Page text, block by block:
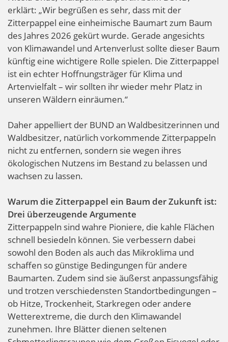
erklärt: „Wir begrüßen es sehr, dass mit der
Zitterpappel eine einheimische Baumart zum Baum
des Jahres 2026 gekürt wurde. Gerade angesichts
von Klimawandel und Artenverlust sollte dieser Baum
künftig eine wichtigere Rolle spielen. Die Zitterpappel
ist ein echter Hoffnungsträger für Klima und
Artenvielfalt – wir sollten ihr wieder mehr Platz in
unseren Wäldern einräumen.“
Daher appelliert der BUND an Waldbesitzerinnen und
Waldbesitzer, natürlich vorkommende Zitterpappeln
nicht zu entfernen, sondern sie wegen ihres
ökologischen Nutzens im Bestand zu belassen und
wachsen zu lassen.
Warum die Zitterpappel ein Baum der Zukunft ist:
Drei überzeugende Argumente
Zitterpappeln sind wahre Pioniere, die kahle Flächen
schnell besiedeln können. Sie verbessern dabei
sowohl den Boden als auch das Mikroklima und
schaffen so günstige Bedingungen für andere
Baumarten. Zudem sind sie äußerst anpassungsfähig
und trotzen verschiedensten Standortbedingungen –
ob Hitze, Trockenheit, Starkregen oder andere
Wetterextreme, die durch den Klimawandel
zunehmen. Ihre Blätter dienen seltenen